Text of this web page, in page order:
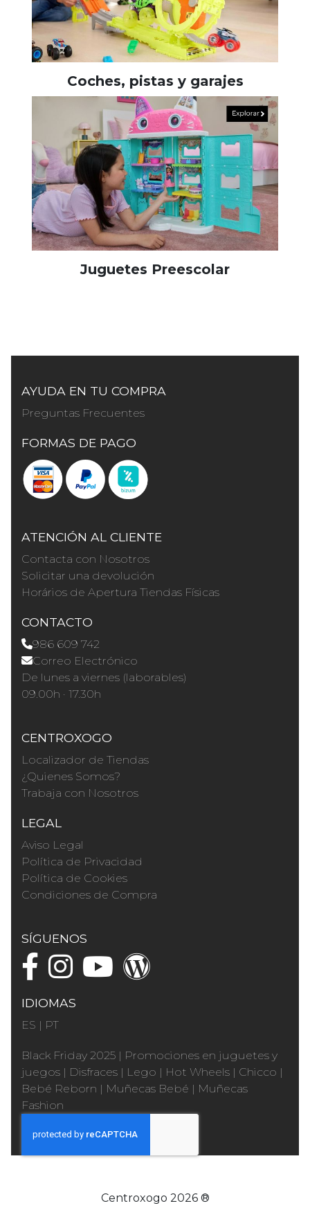
Coches, pistas y garajes
Juguetes Preescolar
AYUDA EN TU COMPRA
Preguntas Frecuentes
FORMAS DE PAGO
ATENCIÓN AL CLIENTE
Contacta con Nosotros
Solicitar una devolución
Horários de Apertura Tiendas Físicas
CONTACTO
986 609 742
Correo Electrónico
De lunes a viernes (laborables)
09.00h · 17.30h
CENTROXOGO
Localizador de Tiendas
¿Quienes Somos?
Trabaja con Nosotros
LEGAL
Aviso Legal
Política de Privacidad
Política de Cookies
Condiciones de Compra
SÍGUENOS
IDIOMAS
ES | PT
Black Friday 2025 | Promociones en juguetes y
juegos | Disfraces | Lego | Hot Wheels | Chicco |
Bebé Reborn | Muñecas Bebé | Muñecas
Fashion
Centroxogo 2026 ®